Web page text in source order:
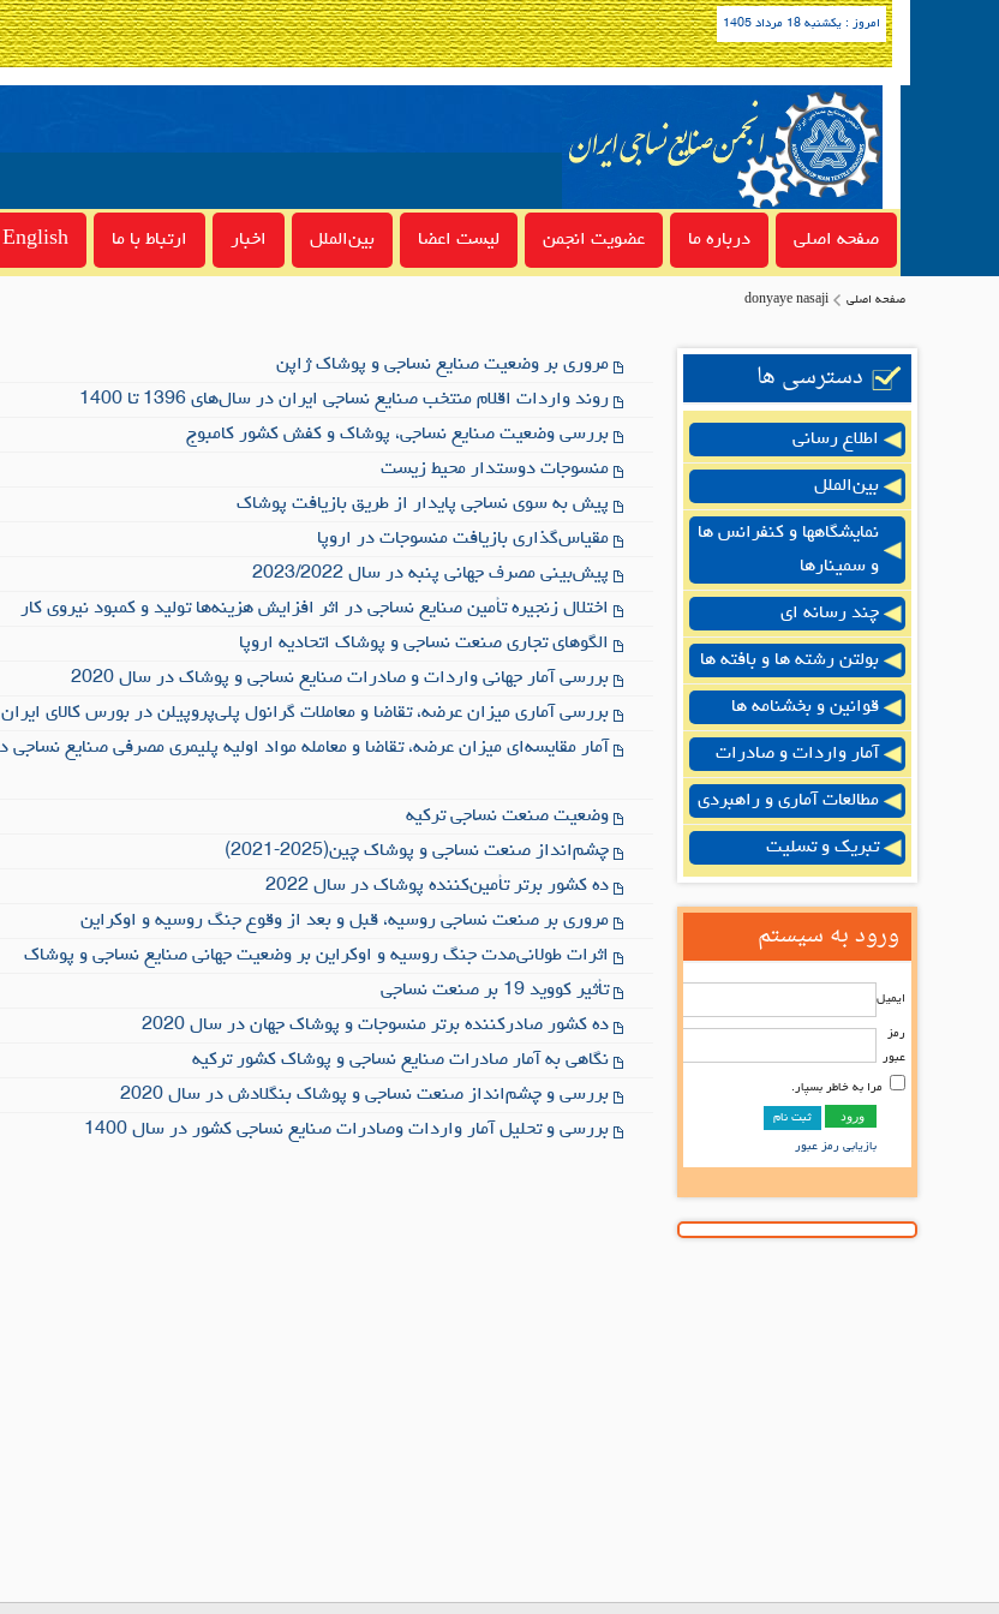
امروز : یکشنبه 18 مرداد 1405
صفحه اصلی درباره ما عضویت انجمن لیست اعضا بین‌الملل اخبار ارتباط با ما English
صفحه اصلی donyaye nasaji
دسترسی ها
اطلاع رسانی
بین‌الملل
نمایشگاهها و کنفرانس ها
و سمینارها
چند رسانه ای
بولتن رشته ها و بافته ها
قوانین و بخشنامه ها
آمار واردات و صادرات
مطالعات آماری و راهبردی
تبریک و تسلیت
ورود به سیستم
ایمیل
رمز
عبور
مرا به خاطر بسپار.
ثبت نام
بازیابی رمز عبور
مروری بر وضعیت صنایع نساجی و پوشاک ژاپن
روند واردات اقلام منتخب صنایع نساجی ایران در سال‌های 1396 تا 1400
بررسی وضعیت صنایع نساجی، پوشاک و کفش کشور کامبوج
منسوجات دوستدار محیط زیست
پیش به سوی نساجی پایدار از طریق بازیافت پوشاک
مقیاس‌گذاری بازیافت منسوجات در اروپا
پیش‌بینی مصرف جهانی پنبه در سال 2023/2022
اختلال زنجیره تأمین صنایع نساجی در اثر افزایش هزینه‌ها تولید و کمبود نیروی کار
الگوهای تجاری صنعت نساجی و پوشاک اتحادیه اروپا
بررسی آمار جهانی واردات و صادرات صنایع نساجی و پوشاک در سال 2020
بررسی آماری میزان عرضه، تقاضا و معاملات گرانول پلی‌پروپیلن در بورس کالای ایران
آمار مقایسه‌ای میزان عرضه، تقاضا و معامله مواد اولیه پلیمری مصرفی صنایع نساجی
وضعیت صنعت نساجی ترکیه
چشم‌انداز صنعت نساجی و پوشاک چین(2025-2021)
ده کشور برتر تأمین‌کننده پوشاک در سال 2022
مروری بر صنعت نساجی روسیه، قبل و بعد از وقوع جنگ روسیه و اوکراین
اثرات طولانی‌مدت جنگ روسیه و اوکراین بر وضعیت جهانی صنایع نساجی و پوشاک
تأثیر کووید 19 بر صنعت نساجی
ده کشور صادرکننده برتر منسوجات و پوشاک جهان در سال 2020
نگاهی به آمار صادرات صنایع نساجی و پوشاک کشور ترکیه
بررسی و چشم‌انداز صنعت نساجی و پوشاک بنگلادش در سال 2020
بررسی و تحلیل آمار واردات وصادرات صنایع نساجی کشور در سال 1400